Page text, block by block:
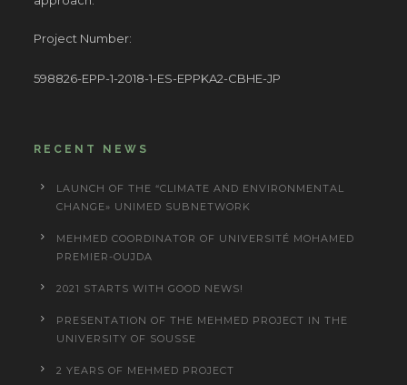
Project Number:
598826-EPP-1-2018-1-ES-EPPKA2-CBHE-JP
RECENT NEWS
LAUNCH OF THE “CLIMATE AND ENVIRONMENTAL
CHANGE» UNIMED SUBNETWORK
MEHMED COORDINATOR OF UNIVERSITÉ MOHAMED
PREMIER-OUJDA
2021 STARTS WITH GOOD NEWS!
PRESENTATION OF THE MEHMED PROJECT IN THE
UNIVERSITY OF SOUSSE
2 YEARS OF MEHMED PROJECT